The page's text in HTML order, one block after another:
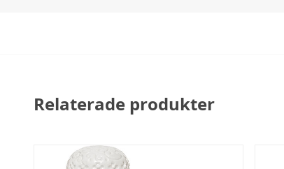
Relaterade produkter